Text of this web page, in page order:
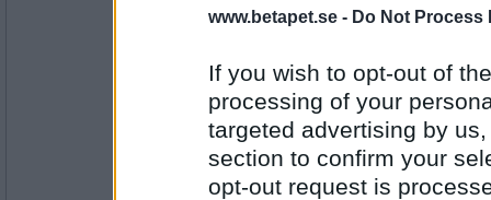
www.betapet.se - Do Not Process
If you wish to opt-out of
processing of your
targeted advertising by
section to confirm your
opt-out request is
Antal inlägg: 790
youtu.be/JRfuAukYTKg
Mormodern49
www.facebook.com/ree...p; s=TIeQ9V